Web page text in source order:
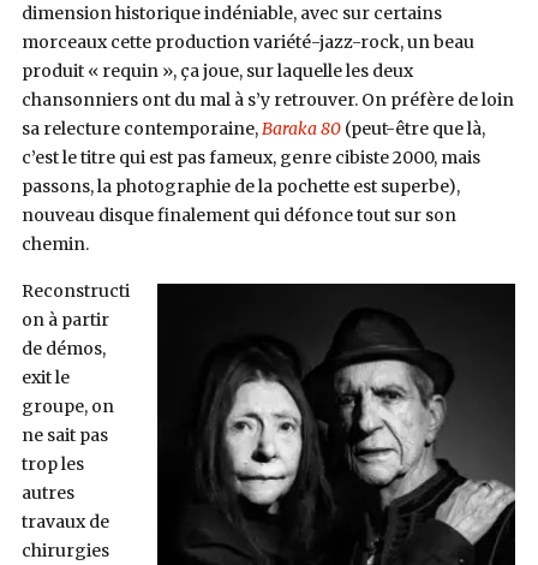
dimension historique indéniable, avec sur certains
morceaux cette production variété-jazz-rock, un beau
produit « requin », ça joue, sur laquelle les deux
chansonniers ont du mal à s’y retrouver. On préfère de loin
sa relecture contemporaine,Baraka 80 (peut-être que là,
c’est le titre qui est pas fameux, genre cibiste 2000, mais
passons, la photographie de la pochette est superbe),
nouveau disque finalement qui défonce tout sur son
chemin.
Reconstructi
on à partir
de démos,
exit le
groupe, on
ne sait pas
trop les
autres
travaux de
chirurgies